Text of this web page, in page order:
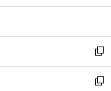
ウ
開
く
新
し
い
新